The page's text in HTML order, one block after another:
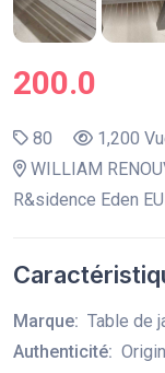
200.0
80
1,200
WILLIAM
R&sidence Eden
Marque: Table de
Authenticité: